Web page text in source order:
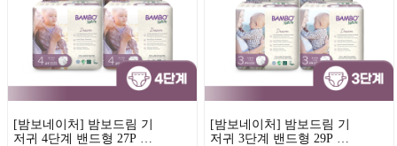
[밤보네이처] 밤보드림 기
저귀 4단계 밴드형 27P x
[밤보네이처] 밤보드림 기
저귀 3단계 밴드형 29P x